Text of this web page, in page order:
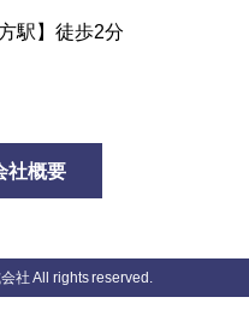
駅】徒歩2分
社概要
社 All rights reserved.